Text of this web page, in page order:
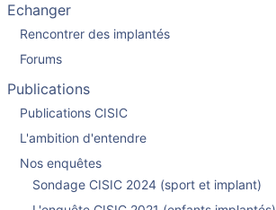
Echanger
Rencontrer des implantés
Forums
Publications
Publications CISIC
L'ambition d'entendre
Nos enquêtes
Sondage CISIC 2024 (sport et implant)